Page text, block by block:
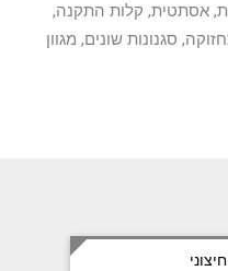
אסתטית, קלות התקנה,
סגנונות שונים, מגוון